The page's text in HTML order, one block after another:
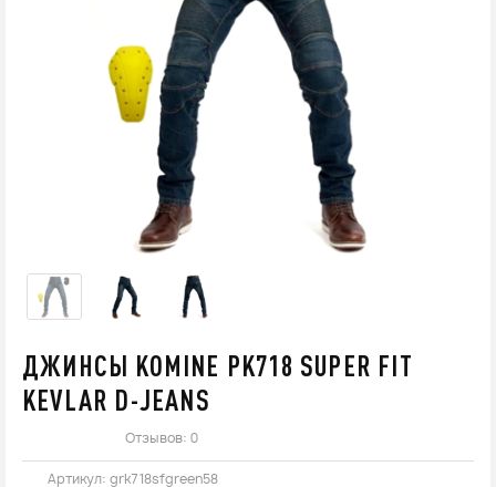
ДЖИНСЫ KOMINE PK718 SUPER FIT
KEVLAR D-JEANS
Отзывов: 0
Артикул: grk718sfgreen58